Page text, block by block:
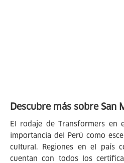
Descubre más sobre San
El rodaje de Transformers en
importancia del Perú como
cultural. Regiones en el país
cuentan con todos los